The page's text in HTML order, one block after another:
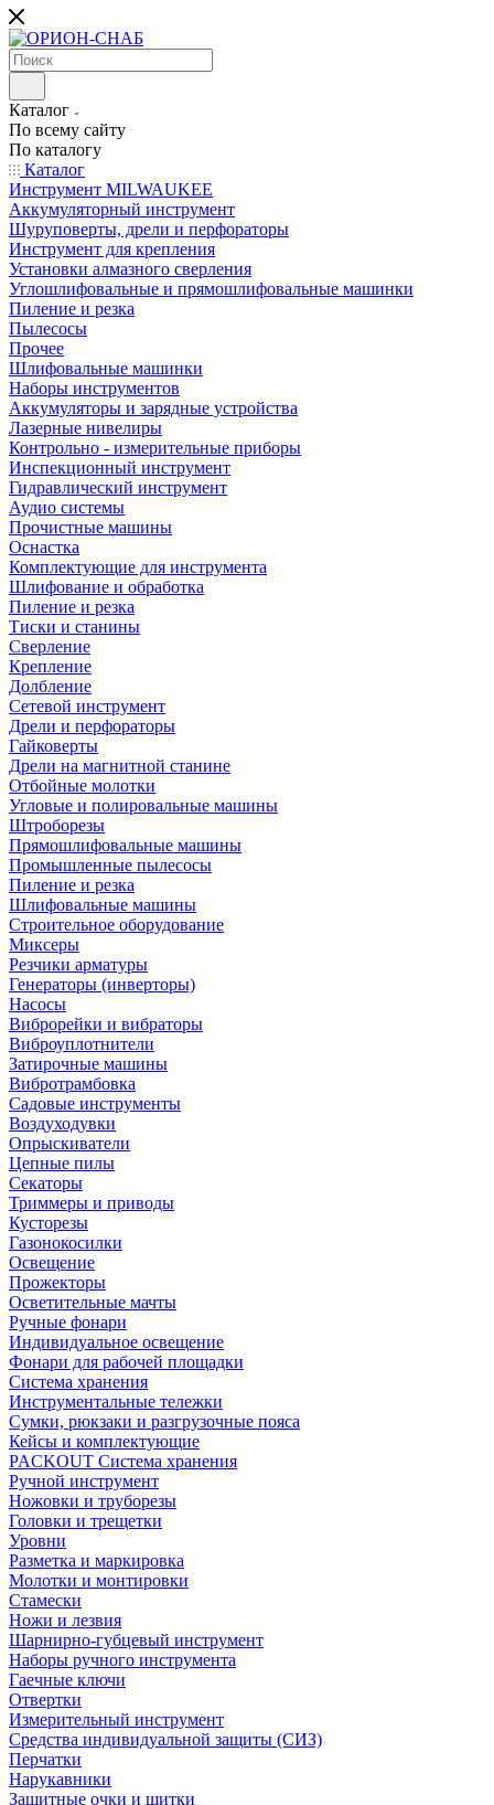
Каталог
По всему сайту
По каталогу
Каталог
Инструмент MILWAUKEE
Аккумуляторный инструмент
Шуруповерты, дрели и перфораторы
Инструмент для крепления
Установки алмазного сверления
Углошлифовальные и прямошлифовальные машинки
Пиление и резка
Пылесосы
Прочее
Шлифовальные машинки
Наборы инструментов
Аккумуляторы и зарядные устройства
Лазерные нивелиры
Контрольно - измерительные приборы
Инспекционный инструмент
Гидравлический инструмент
Аудио системы
Прочистные машины
Оснастка
Комплектующие для инструмента
Шлифование и обработка
Пиление и резка
Тиски и станины
Сверление
Крепление
Долбление
Сетевой инструмент
Дрели и перфораторы
Гайковерты
Дрели на магнитной станине
Отбойные молотки
Угловые и полировальные машины
Штроборезы
Прямошлифовальные машины
Промышленные пылесосы
Пиление и резка
Шлифовальные машины
Строительное оборудование
Миксеры
Резчики арматуры
Генераторы (инверторы)
Насосы
Виброрейки и вибраторы
Виброуплотнители
Затирочные машины
Вибротрамбовка
Садовые инструменты
Воздуходувки
Опрыскиватели
Цепные пилы
Секаторы
Триммеры и приводы
Кусторезы
Газонокосилки
Освещение
Прожекторы
Осветительные мачты
Ручные фонари
Индивидуальное освещение
Фонари для рабочей площадки
Система хранения
Инструментальные тележки
Сумки, рюкзаки и разгрузочные пояса
Кейсы и комплектующие
PACKOUT Система хранения
Ручной инструмент
Ножовки и труборезы
Головки и трещетки
Уровни
Разметка и маркировка
Молотки и монтировки
Стамески
Ножи и лезвия
Шарнирно-губцевый инструмент
Наборы ручного инструмента
Гаечные ключи
Отвертки
Измерительный инструмент
Средства индивидуальной защиты (СИЗ)
Перчатки
Нарукавники
Защитные очки и щитки